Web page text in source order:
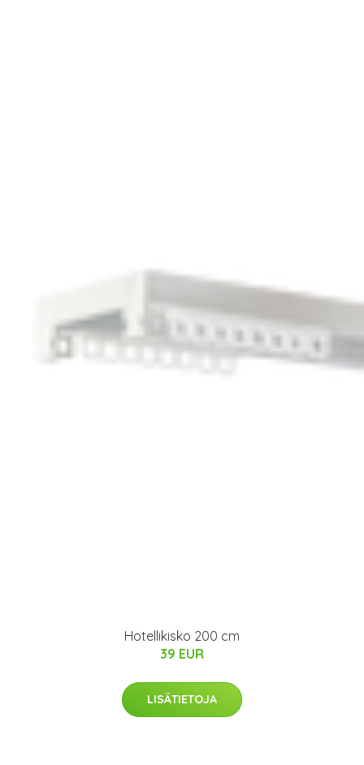
Hotellikisko 200 cm
39 EUR
LISÄTIETOJA